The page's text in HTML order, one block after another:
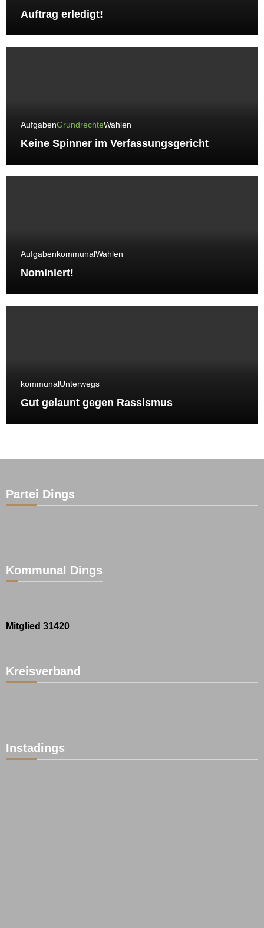
Auftrag erledigt!
AufgabenGrundrechteWahlen
Keine Spinner im Verfassungsgericht
AufgabenkommunalWahlen
Nominiert!
kommunalUnterwegs
Gut gelaunt gegen Rassismus
Partei Dings
Kommunal Dings
Mitglied 31420
Kreisverband
Instadings